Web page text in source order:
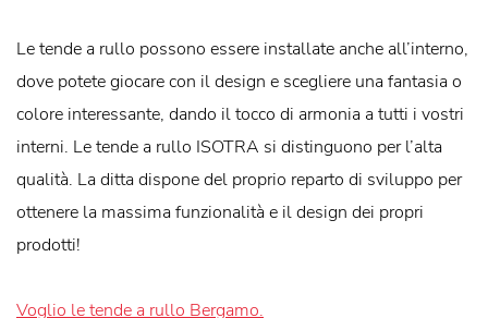
Le tende a rullo possono essere installate anche all’interno,
dove potete giocare con il design e scegliere una fantasia o
colore interessante, dando il tocco di armonia a tutti i vostri
interni. Le tende a rullo ISOTRA si distinguono per l’alta
qualità. La ditta dispone del proprio reparto di sviluppo per
ottenere la massima funzionalità e il design dei propri
prodotti!
Voglio le tende a rullo Bergamo.